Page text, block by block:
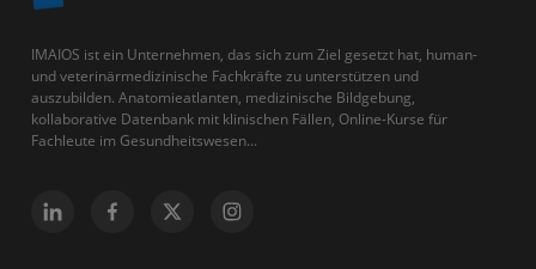
IMAIOS ist ein Unternehmen, das sich zum Ziel gesetzt hat, human-
und veterinärmedizinische Fachkräfte zu unterstützen und
auszubilden. Anatomieatlanten, medizinische Bildgebung,
kollaborative Datenbank mit klinischen Fällen, Online-Kurse für
Fachleute im Gesundheitswesen...